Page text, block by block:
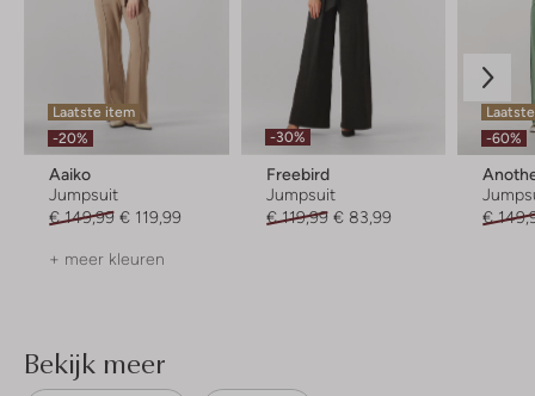
Laatste item
-20%
Aaiko
Jumpsuit
€ 149,99 € 119,99
+ meer kleuren
-30%
Freebird
Jumpsuit
€ 119,99 € 83,99
-60%
€
Bekijk meer